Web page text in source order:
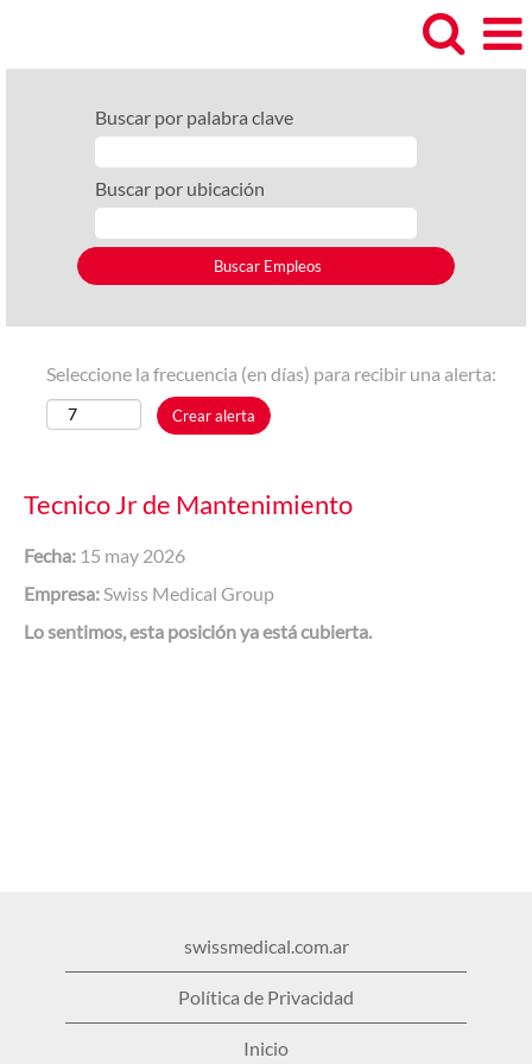
Buscar por palabra clave
Buscar por ubicación
Seleccione la frecuencia (en días) para recibir una alerta:
Crear alerta
Tecnico Jr de Mantenimiento
Fecha: 15 may 2026
Empresa:Swiss Medical Group
Lo sentimos, esta posición ya está cubierta.
swissmedical.com.ar
Política de Privacidad
Inicio